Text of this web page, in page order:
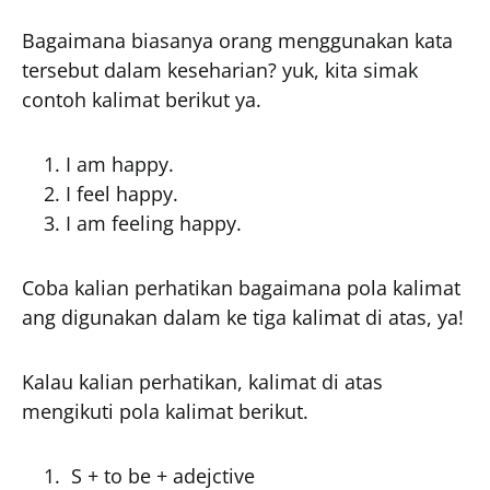
Bagaimana biasanya orang menggunakan kata
tersebut dalam keseharian? yuk, kita simak
contoh kalimat berikut ya.
I am happy.
I feel happy.
I am feeling happy.
Coba kalian perhatikan bagaimana pola kalimat
ang digunakan dalam ke tiga kalimat di atas, ya!
Kalau kalian perhatikan, kalimat di atas
mengikuti pola kalimat berikut.
S + to be + adejctive